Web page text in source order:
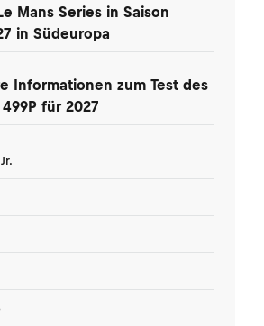
Mans Series in Saison
in Südeuropa
Informationen zum Test des
für 2027